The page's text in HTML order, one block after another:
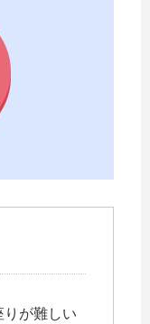
が難しい